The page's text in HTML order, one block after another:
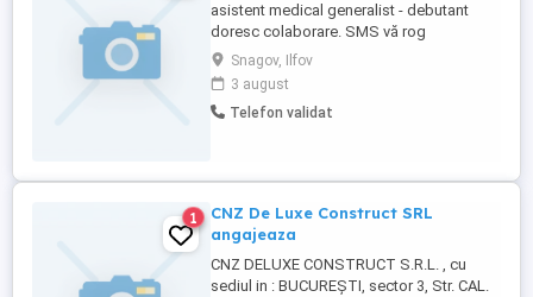
asistent medical generalist - debutant
doresc colaborare. SMS vă rog
Snagov, Ilfov
3 august
Telefon validat
1
CNZ De Luxe Construct SRL
angajeaza
CNZ DELUXE CONSTRUCT S.R.L. , cu
sediul in : BUCUREȘTI, sector 3, Str. CAL.